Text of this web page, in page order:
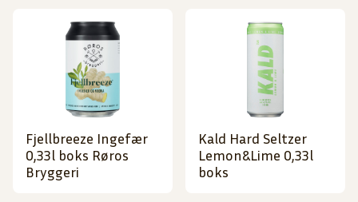
Fjellbreeze Ingefær
0,33l boks Røros
Bryggeri
Kald Hard Seltzer
Lemon&Lime 0,33l
boks